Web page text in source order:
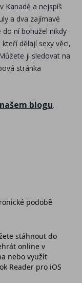
Kanadě a nejspíš
a dva zajímavé
do ní bohužel nikdy
dělají sexy věci,
ji sledovat na
stránka
našem blogu.
podobě
stáhnout do
online v
nebo využít
Reader pro iOS